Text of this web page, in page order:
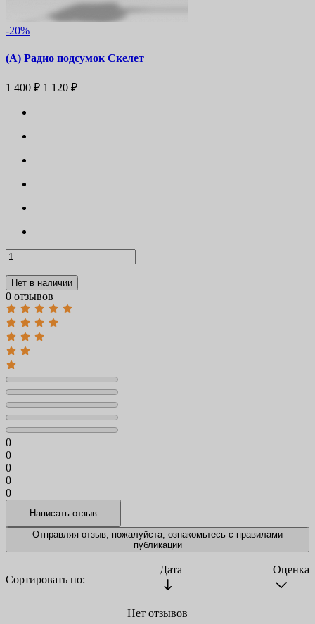
-20%
(А) Радио подсумок Скелет
1 400 ₽ 1 120 ₽
Нет в наличии
0 отзывов
0
0
0
0
0
Отправляя отзыв, пожалуйста, ознакомьтесь с правилами
публикации
Сортировать по:
Дата Оценка
Нет отзывов